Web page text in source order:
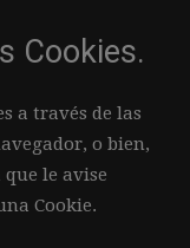
Cookies.
a través de las
o bien,
le avise
Cookie.